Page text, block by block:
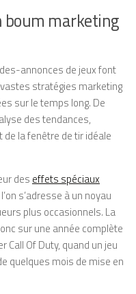
boum marketing
annonces de jeux font
stratégies marketing
sur le temps long. De
des tendances,
la fenêtre de tir idéale
des effets spéciaux
s’adresse à un noyau
plus occasionnels. La
sur une année complète
Of Duty, quand un jeu
quelques mois de mise en